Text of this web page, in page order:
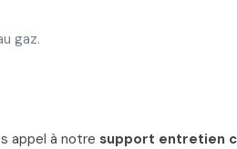
gaz.
appel à notre support entretien